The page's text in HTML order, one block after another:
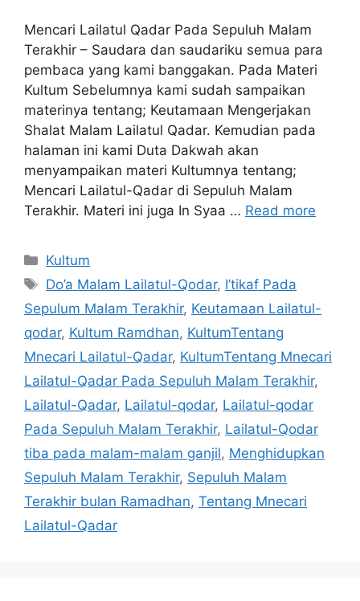
Mencari Lailatul Qadar Pada Sepuluh Malam
Terakhir – Saudara dan saudariku semua para
pembaca yang kami banggakan. Pada Materi
Kultum Sebelumnya kami sudah sampaikan
materinya tentang; Keutamaan Mengerjakan
Shalat Malam Lailatul Qadar. Kemudian pada
halaman ini kami Duta Dakwah akan
menyampaikan materi Kultumnya tentang;
Mencari Lailatul-Qadar di Sepuluh Malam
Terakhir. Materi ini juga In Syaa … Read more
Categories
Kultum
Tags
Do’a Malam Lailatul-Qodar, I’tikaf Pada
Sepulum Malam Terakhir, Keutamaan Lailatul-
qodar, Kultum Ramdhan, KultumTentang
Mnecari Lailatul-Qadar, KultumTentang Mnecari
Lailatul-Qadar Pada Sepuluh Malam Terakhir,
Lailatul-Qadar, Lailatul-qodar, Lailatul-qodar
Pada Sepuluh Malam Terakhir, Lailatul-Qodar
tiba pada malam-malam ganjil, Menghidupkan
Sepuluh Malam Terakhir, Sepuluh Malam
Terakhir bulan Ramadhan, Tentang Mnecari
Lailatul-Qadar